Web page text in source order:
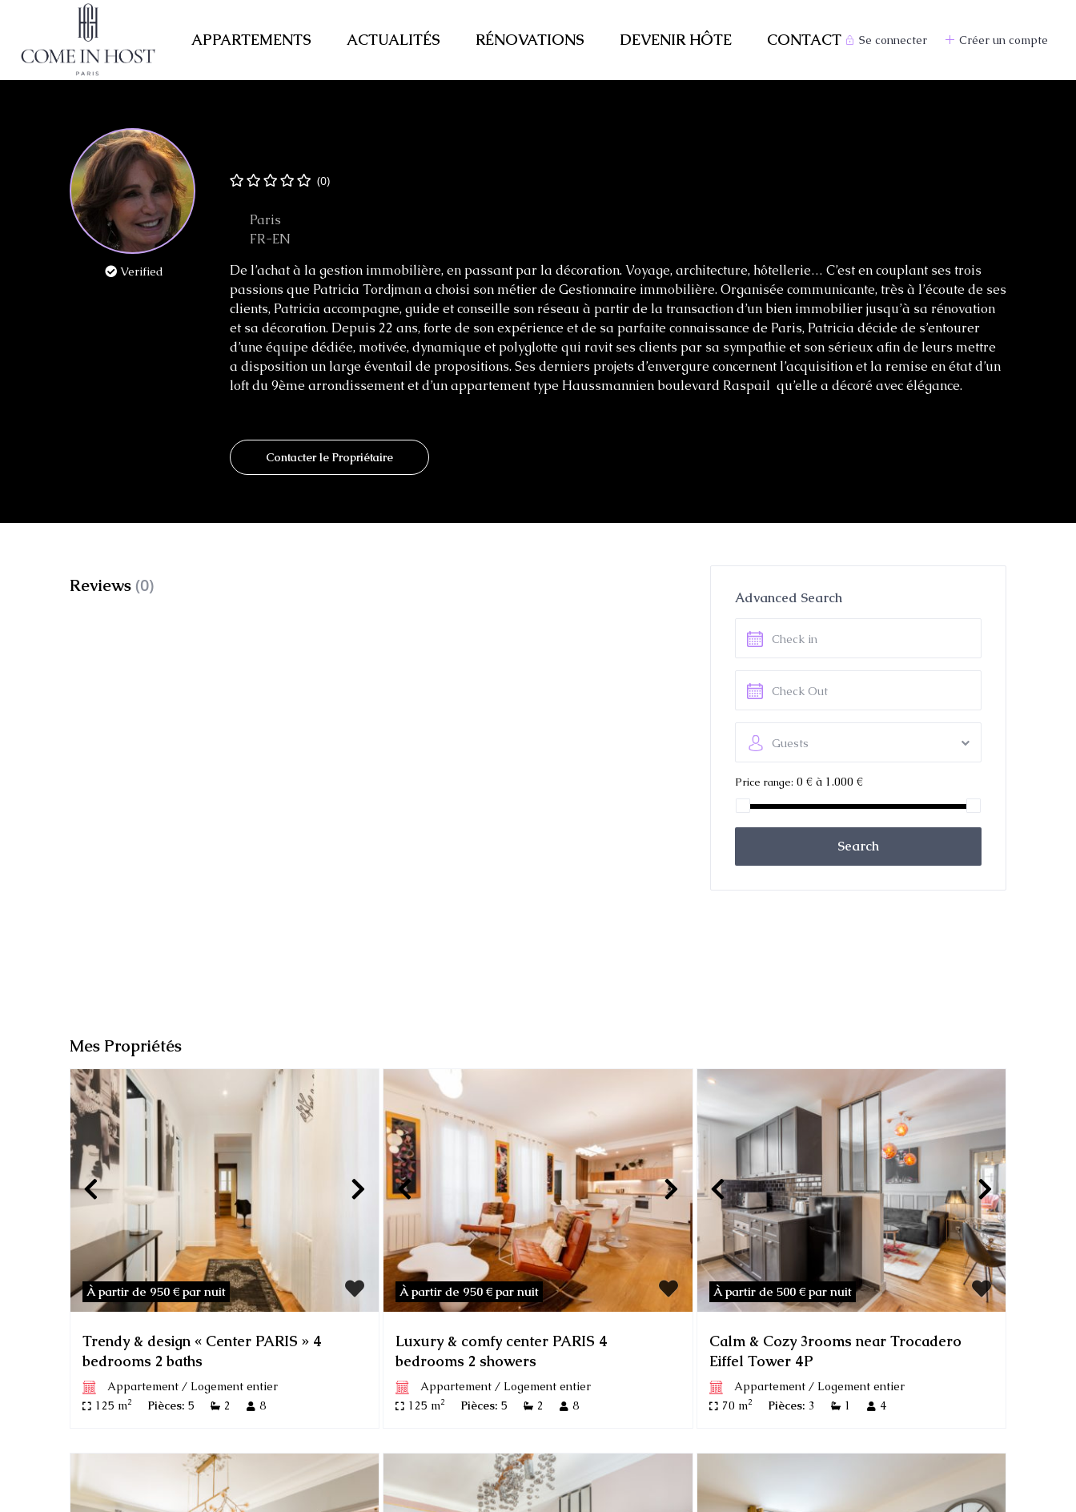
Se connecter Créer un compte
APPARTEMENTS ACTUALITÉS RÉNOVATIONS DEVENIR HÔTE CONTACT
Verified
(0)
Paris
FR-EN
De l’achat à la gestion immobilière, en passant par la décoration. Voyage, architecture, hôtellerie… C’est en couplant ses trois
passions que Patricia Tordjman a choisi son métier de Gestionnaire immobilière. Organisée communicante, très à l’écoute de ses
clients, Patricia accompagne, guide et conseille son réseau à partir de la transaction d’un bien immobilier jusqu’à sa rénovation
et sa décoration. Depuis 22 ans, forte de son expérience et de sa parfaite connaissance de Paris, Patricia décide de s’entourer
d’une équipe dédiée, motivée, dynamique et polyglotte qui ravit ses clients par sa sympathie et son sérieux afin de leurs mettre
a disposition un large éventail de propositions. Ses derniers projets d’envergure concernent l’acquisition et la remise en état d’un
loft du 9ème arrondissement et d’un appartement type Haussmannien boulevard Raspail qu’elle a décoré avec élégance.
Contacter le Propriétaire
Reviews (0)
Advanced Search
Guests
Price range: 0 € à 1.000 €
Search
Mes Propriétés
À partir de 950 € par nuit
Trendy & design « Center PARIS » 4
bedrooms 2 baths
Appartement/ Logement entier
125 m2 Pièces: 5 2 8
À partir de 950 €par nuit
Luxury & comfy center PARIS 4
bedrooms 2 showers
Appartement / Logement entier
125 m2 Pièces: 5 2 8
À partir de 500 € par nuit
Calm & Cozy 3rooms near Trocadero
Eiffel Tower 4P
Appartement/ Logement entier
70 m2 Pièces: 3 1 4